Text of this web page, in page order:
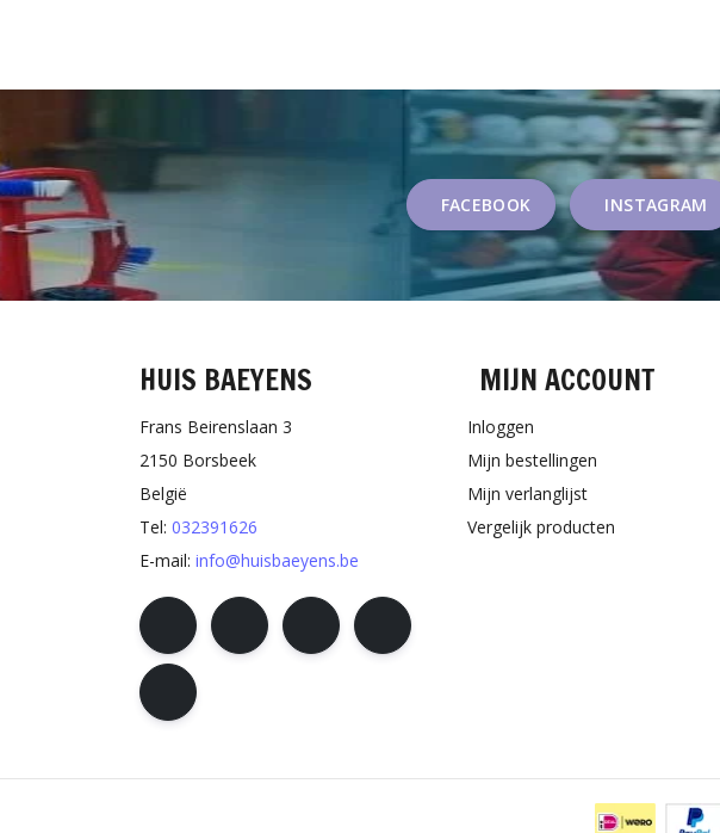
FACEBOOK INSTAGRAM
HUIS BAEYENS
Frans Beirenslaan 3
2150 Borsbeek
België
Tel: 032391626
E-mail: info@huisbaeyens.be
MIJN ACCOUNT
Inloggen
Mijn bestellingen
Mijn verlanglijst
Vergelijk producten